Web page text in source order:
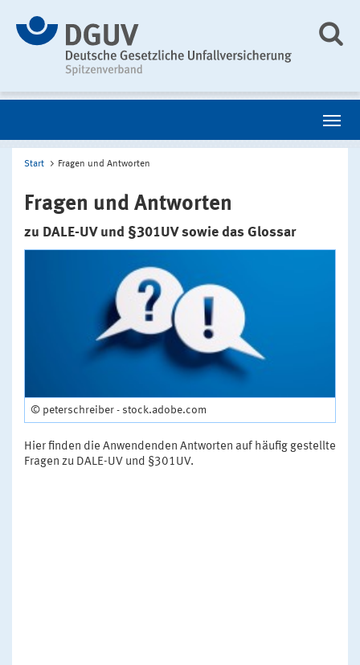
Start Fragen und Antworten
Fragen und Antworten
zu DALE-UV und §301UV sowie das Glossar
© peterschreiber - stock.adobe.com
Hier finden die Anwendenden Antworten auf häufig gestellte
Fragen zu DALE-UV und §301UV.